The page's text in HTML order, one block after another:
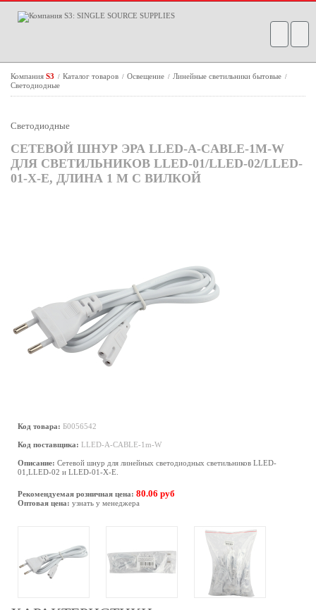
Компания S3 / Каталог товаров / Освещение / Линейные светильники бытовые /
Светодиодные
Светодиодные
СЕТЕВОЙ ШНУР ЭРА LLED-А-CABLE-1M-W
ДЛЯ СВЕТИЛЬНИКОВ LLED-01/LLED-02/LLED-
01-Х-E, ДЛИНА 1 М С ВИЛКОЙ
Код товара: Б0056542
Код поставщика: LLED-А-CABLE-1m-W
Описание: Сетевой шнур для линейных светодиодных светильников LLED-
01,LLED-02 и LLED-01-Х-E.
Рекомендуемая розничная цена: 80.06 руб
Оптовая цена: узнать у менеджера